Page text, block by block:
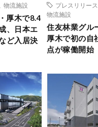
物流施設
厚木で8.4
、日本エ
ど入居決
プレスリリー
物流施設
住友林業グル
厚木で初の自
点が稼働開始